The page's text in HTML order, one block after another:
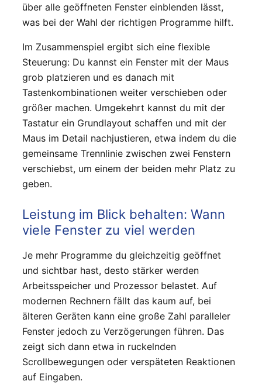
über alle geöffneten Fenster einblenden lässt,
was bei der Wahl der richtigen Programme hilft.
Im Zusammenspiel ergibt sich eine flexible
Steuerung: Du kannst ein Fenster mit der Maus
grob platzieren und es danach mit
Tastenkombinationen weiter verschieben oder
größer machen. Umgekehrt kannst du mit der
Tastatur ein Grundlayout schaffen und mit der
Maus im Detail nachjustieren, etwa indem du die
gemeinsame Trennlinie zwischen zwei Fenstern
verschiebst, um einem der beiden mehr Platz zu
geben.
Leistung im Blick behalten: Wann
viele Fenster zu viel werden
Je mehr Programme du gleichzeitig geöffnet
und sichtbar hast, desto stärker werden
Arbeitsspeicher und Prozessor belastet. Auf
modernen Rechnern fällt das kaum auf, bei
älteren Geräten kann eine große Zahl paralleler
Fenster jedoch zu Verzögerungen führen. Das
zeigt sich dann etwa in ruckelnden
Scrollbewegungen oder verspäteten Reaktionen
auf Eingaben.